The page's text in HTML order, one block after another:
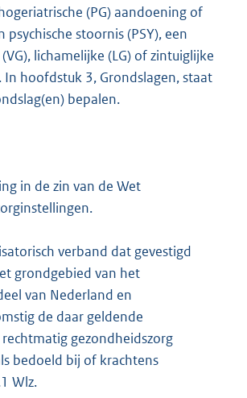
(PG) aandoening of
psychische stoornis (PSY), een
lichamelijke (LG) of zintuiglijke
In hoofdstuk 3, Grondslagen, staat
bepalen.
in de zin van de Wet
verband dat gevestigd
grondgebied van het
van Nederland en
de daar geldende
gezondheidszorg
bedoeld bij of krachtens
Wlz.